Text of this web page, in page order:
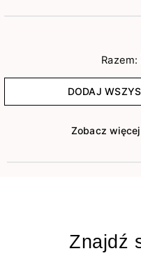
Razem:
DODAJ
Zobacz
Znajdź